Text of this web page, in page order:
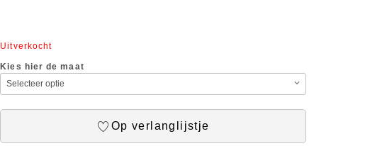
Uitverkocht
Kies hier de maat
Op verlanglijstje